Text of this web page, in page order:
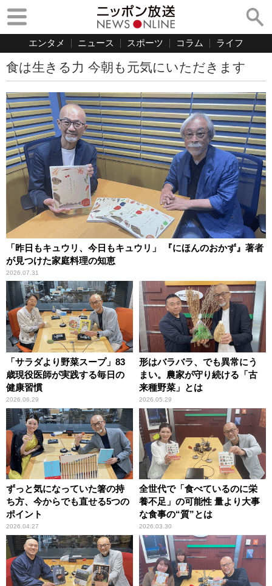
エンタメ ニュース スポーツ コラム ライフ
食は生きる力 今朝も元気にいただきます
「昨日もキュウリ、今日もキュウリ」 『にほんのおかず』著者
が見つけた家庭料理の知恵
2026.07.31
「サラダより野菜スープ」83
歳現役医師が実践する毎日の
健康習慣
2026.06.29
形はバラバラ、でも異常にう
まい。農家が守り続ける「古
来種野菜」とは
2026.05.29
ずっと気になっていた箸の持
ち方、今からでも直せる5つの
ポイント
2026.04.27
全世代で「食べているのに栄
養不足」の可能性 量より大事
な食事の“質”とは
2026.03.30